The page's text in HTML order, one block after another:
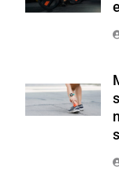
Shutterstock